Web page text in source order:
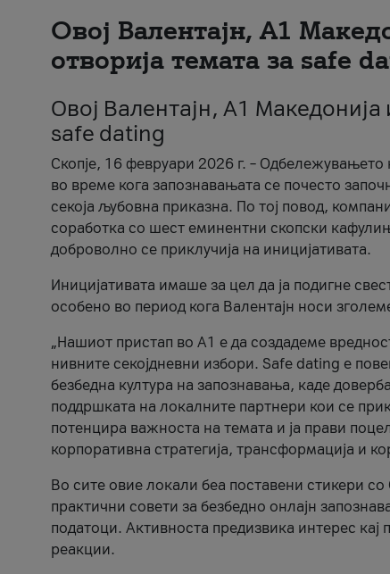
Овој Валентајн, A1
отворија темата за safe
Овој Валентајн, A1
safe dating
Скопје, 16 февруари 2026 г. –
во време кога запознавањата се почесто
секоја љубовна приказна. По тој повод,
соработка со шест еминентни скопски
доброволно се приклучија на иницијативата.
Иницијативата имаше за цел да ја подигне
особено во период кога Валентајн носи
„Нашиот пристап во А1 е да создадеме
нивните секојдневни избори. Safe dating е
безбедна култура на запознавања, каде
поддршката на локалните партнери кои се
потенцира важноста на темата и ја прави
корпоративна стратегија, трансформација и
Во сите овие локали беа поставени стикери со
практични совети за безбедно онлајн
податоци. Активноста предизвика интерес
реакции.